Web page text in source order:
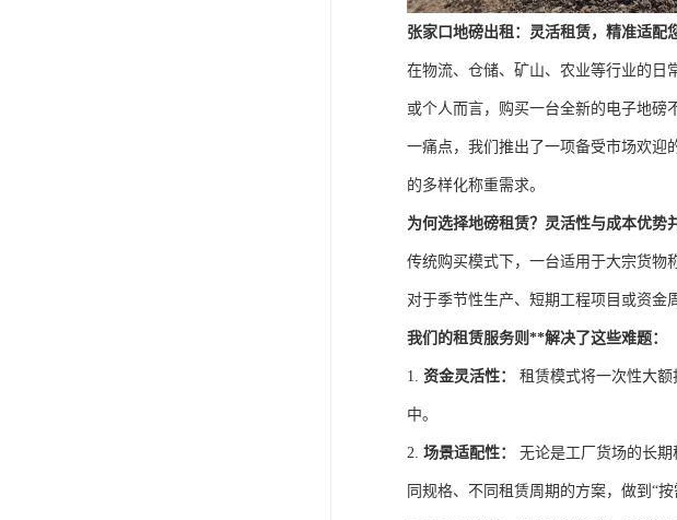
张家口地磅出租：灵活租赁，精准适配
在物流、仓储、矿山、农业等行业的日
或个人而言，购买一台全新的电子地磅
一痛点，我们推出了一项备受市场欢
的多样化称重需求。
为何选择地磅租赁？灵活性与成本优势
传统购买模式下，一台适用于大宗货物
对于季节性生产、短期工程项目或资金
我们的租赁服务则**解决了这些难题：
1. 资金灵活性： 租赁模式将一次性大
中。
2. 场景适配性： 无论是工厂货场的长
同规格、不同租赁周期的方案，做到“按